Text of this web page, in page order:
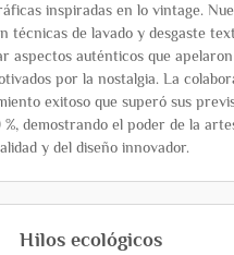
inspiradas en lo vintage.
técnicas de lavado y desgaste
aspectos auténticos que
por la nostalgia. La
exitoso que superó sus
demostrando el poder de la
y del diseño innovador.
Hilos ecológicos